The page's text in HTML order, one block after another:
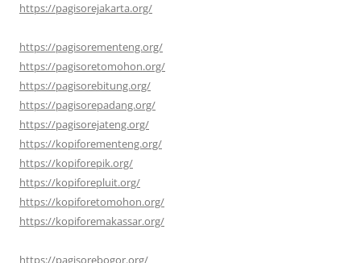
https://pagisorejakarta.org/
https://pagisorementeng.org/
https://pagisoretomohon.org/
https://pagisorebitung.org/
https://pagisorepadang.org/
https://pagisorejateng.org/
https://kopiforementeng.org/
https://kopiforepik.org/
https://kopiforepluit.org/
https://kopiforetomohon.org/
https://kopiforemakassar.org/
https://pagisorebogor.org/